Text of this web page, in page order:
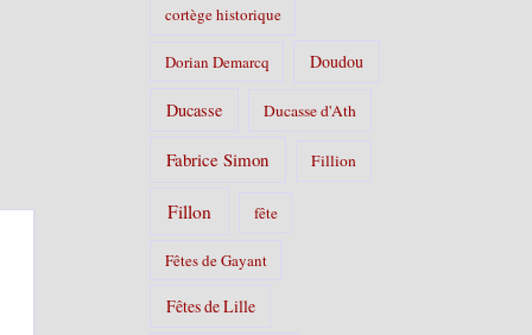
cortège historique
Dorian Demarcq Doudou
Ducasse Ducasse d'Ath
Fabrice Simon Fillion
Fillon fête
Fêtes de Gayant
Fêtes de Lille